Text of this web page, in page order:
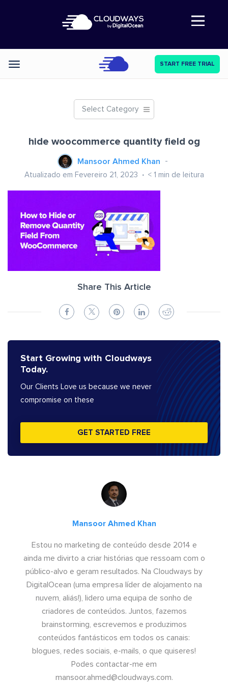
Abre a navegação
Categories START FREE TRIAL
Select Category
hide woocommerce quantity field og
Mansoor Ahmed Khan
Atualizado em Fevereiro 21, 2023 < 1 min de leitura
Share This Article
Start Growing with Cloudways
Today.
Our Clients Love us because we never
compromise on these
GET STARTED FREE
Mansoor Ahmed Khan
Estou no marketing de conteúdo desde 2014 e
ainda me divirto a criar histórias que ressoam com o
público-alvo e geram resultados. Na Cloudways by
DigitalOcean (uma empresa líder de alojamento na
nuvem, aliás!), lidero uma equipa de sonho de
criadores de conteúdos. Juntos, fazemos
brainstorming, escrevemos e produzimos
conteúdos fantásticos em todos os canais:
blogues, redes sociais, e-mails, o que quiseres!
Podes contactar-me em
mansoor.ahmed@cloudways.com.